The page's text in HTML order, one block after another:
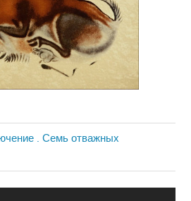
. Семь отважных